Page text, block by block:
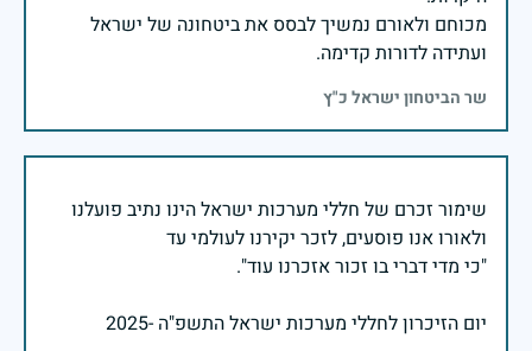
מכוחם ולאורם נמשיך לבסס את ביטחונה של ישראל
ועתידה לדורות קדימה.
שר הביטחון ישראל כ"ץ
שימור זכרם של חללי מערכות ישראל הינו נתיב פועלנו
יום הזיכרון לחללי מערכות ישראל התשפ"ה -2025